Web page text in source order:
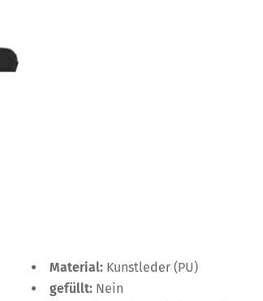
Material: Kunstleder (PU)
gefüllt: Nein